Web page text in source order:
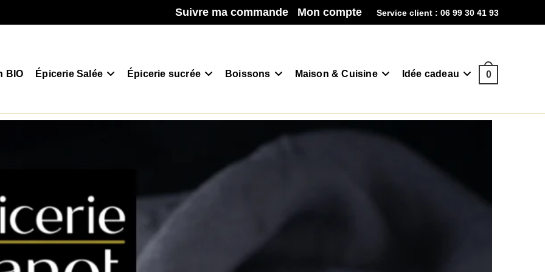
Suivre ma commande Mon compte Service client : 06 99 30 41 93
BIO Épicerie Salée Épicerie sucrée Boissons Maison & Cuisine Idée cadeau 0